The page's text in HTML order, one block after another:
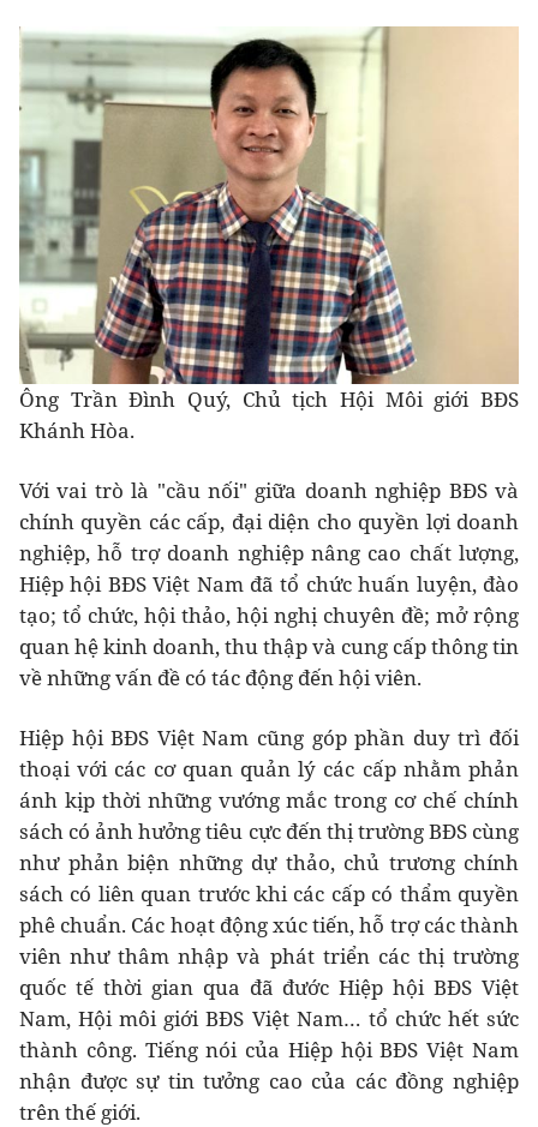
Ông Trần Đình Quý, Chủ tịch Hội Môi giới BĐS
Khánh Hòa.
Với vai trò là "cầu nối" giữa doanh nghiệp BĐS và
chính quyền các cấp, đại diện cho quyền lợi doanh
nghiệp, hỗ trợ doanh nghiệp nâng cao chất lượng,
Hiệp hội BĐS Việt Nam đã tổ chức huấn luyện, đào
tạo; tổ chức, hội thảo, hội nghị chuyên đề; mở rộng
quan hệ kinh doanh, thu thập và cung cấp thông tin
về những vấn đề có tác động đến hội viên.
Hiệp hội BĐS Việt Nam cũng góp phần duy trì đối
thoại với các cơ quan quản lý các cấp nhằm phản
ánh kịp thời những vướng mắc trong cơ chế chính
sách có ảnh hưởng tiêu cực đến thị trường BĐS cùng
như phản biện những dự thảo, chủ trương chính
sách có liên quan trước khi các cấp có thẩm quyền
phê chuẩn. Các hoạt động xúc tiến, hỗ trợ các thành
viên như thâm nhập và phát triển các thị trường
quốc tế thời gian qua đã đước Hiệp hội BĐS Việt
Nam, Hội môi giới BĐS Việt Nam… tổ chức hết sức
thành công. Tiếng nói của Hiệp hội BĐS Việt Nam
nhận được sự tin tưởng cao của các đồng nghiệp
trên thế giới.